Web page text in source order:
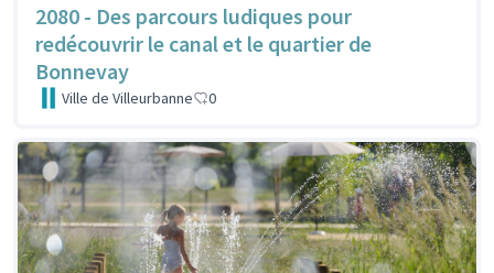
2080 - Des parcours ludiques pour
redécouvrir le canal et le quartier de
Bonnevay
Ville de Villeurbanne 0